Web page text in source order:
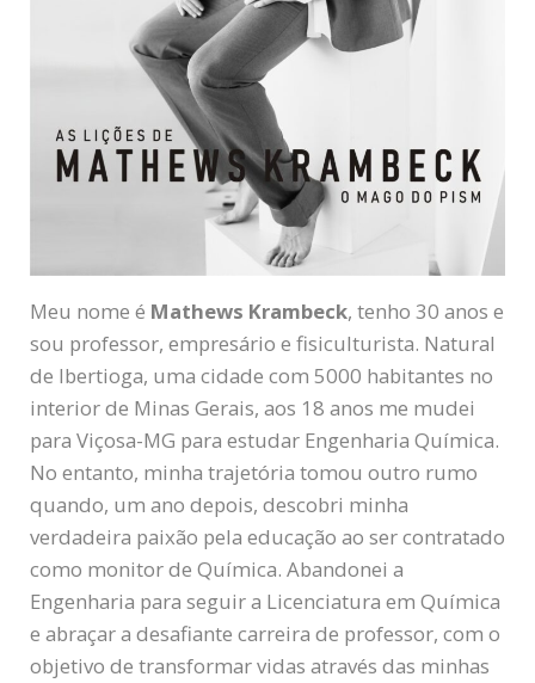
Meu nome é Mathews Krambeck, tenho 30 anos e
sou professor, empresário e fisiculturista. Natural
de Ibertioga, uma cidade com 5000 habitantes no
interior de Minas Gerais, aos 18 anos me mudei
para Viçosa-MG para estudar Engenharia Química.
No entanto, minha trajetória tomou outro rumo
quando, um ano depois, descobri minha
verdadeira paixão pela educação ao ser contratado
como monitor de Química. Abandonei a
Engenharia para seguir a Licenciatura em Química
e abraçar a desafiante carreira de professor, com o
objetivo de transformar vidas através das minhas